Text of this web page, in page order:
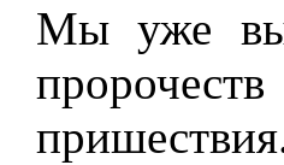
Мы уже